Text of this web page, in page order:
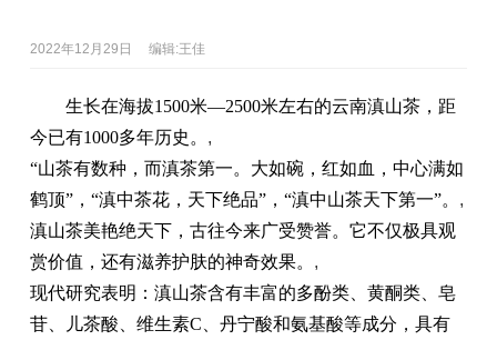
2022年12月29日 编辑:王佳
生长在海拔1500米—2500米左右的云南滇山茶，距
今已有1000多年历史。 ,
“山茶有数种，而滇茶第一。大如碗，红如血，中心满如
鹤顶”，“滇中茶花，天下绝品”，“滇中山茶天下第一”。 ,
滇山茶美艳绝天下，古往今来广受赞誉。它不仅极具观
赏价值，还有滋养护肤的神奇效果。 ,
现代研究表明：滇山茶含有丰富的多酚类、黄酮类、皂
苷、儿茶酸、维生素C、丹宁酸和氨基酸等成分，具有